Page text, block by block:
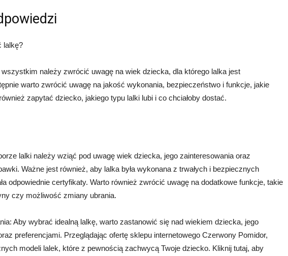
lalkę?
należy zwrócić uwagę na wiek dziecka, dla którego lalka jest
warto zwrócić uwagę na jakość wykonania, bezpieczeństwo i funkcje, jakie
zapytać dziecko, jakiego typu lalki lubi i co chciałoby dostać.
lalki należy wziąć pod uwagę wiek dziecka, jego zainteresowania oraz
Ważne jest również, aby lalka była wykonana z trwałych i bezpiecznych
odpowiednie certyfikaty. Warto również zwrócić uwagę na dodatkowe funkcje, takie
czy możliwość zmiany ubrania.
Aby wybrać idealną lalkę, warto zastanowić się nad wiekiem dziecka, jego
preferencjami. Przeglądając ofertę sklepu internetowego Czerwony Pomidor,
modeli lalek, które z pewnością zachwycą Twoje dziecko. Kliknij tutaj, aby